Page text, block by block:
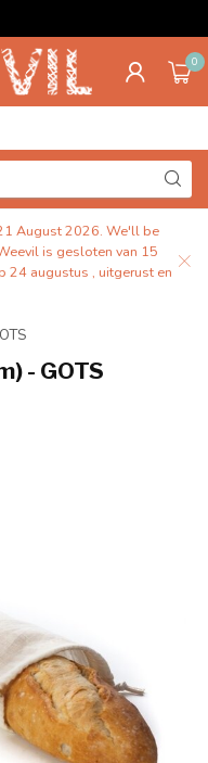
0
August 2026. We'll be
is gesloten van 15
24 augustus , uitgerust en
- GOTS